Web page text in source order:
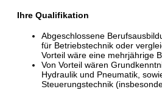
Ihre Qualifikation
Abgeschlossene
für Betriebstechnik oder
Vorteil wäre eine mehrjährige
Von Vorteil wären
Hydraulik und Pneumatik,
Steuerungstechnik